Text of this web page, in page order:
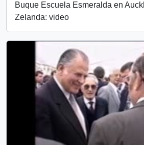
Buque Escuela Esmeralda en
Zelanda: video